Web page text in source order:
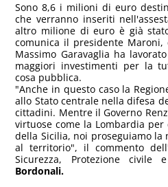
Sono 8,6 i milioni di euro
che verranno inseriti
altro milione di euro è già
comunica il presidente Maroni,
Massimo Garavaglia ha
maggiori investimenti per la
cosa pubblica.
"Anche in questo caso la
allo Stato centrale nella difesa
cittadini. Mentre il Governo
virtuose come la Lombardia
della Sicilia, noi proseguiamo la
al territorio", il commento
Sicurezza, Protezione civile
Bordonali.